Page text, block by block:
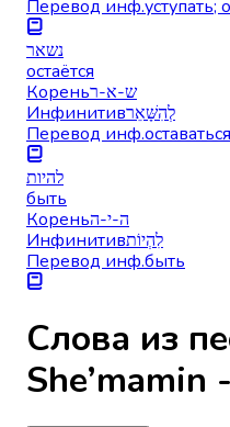
Перевод инф.уступать;
נשאר
остаётся
Кореньש-א-ר
Инфинитивלְהִשָּׁאֵר
Перевод инф.оставаться
להיות
быть
Кореньה-י-ה
Инфинитивלִהְיוֹת
Перевод инф.быть
Слова из